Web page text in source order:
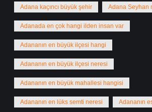
Adana kaçıncı büyük şehir Adana Seyhan
Adanada en çok hangi ilden insan var
Adananın en büyük ilçesi hangi
Adananın en büyük ilçesi neresi
Adananın en büyük mahallesi hangisi
Adananın en lüks semti neresi Adananın